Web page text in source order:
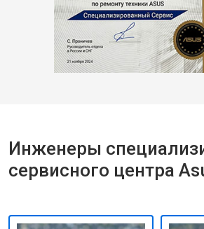
Инженеры
сервисного центра